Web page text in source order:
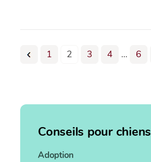
1 2 3 4 … 6
Conseils pour chiens
Adoption